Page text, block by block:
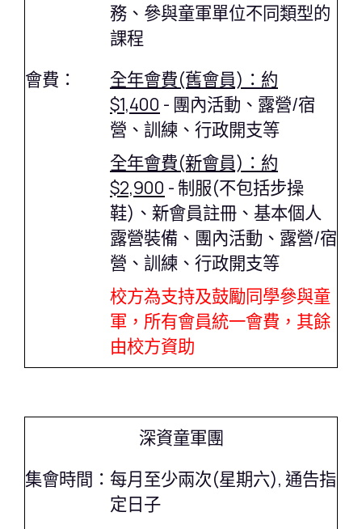
務、參與童軍單位不同類型的
課程
會費：
全年會費(舊會員)：約
$1,400 - 團內活動、露營/宿
營、訓練、行政開支等
全年會費(新會員)：約
$2,900 - 制服(不包括步操
鞋)、新會員註冊、基本個人
露營裝備、團內活動、露營/宿
營、訓練、行政開支等
校方為支持及鼓勵同學參與童
軍，所有會員統一會費，其餘
由校方資助
深資童軍團
集會時間： 每月至少兩次(星期六), 通告指
定日子